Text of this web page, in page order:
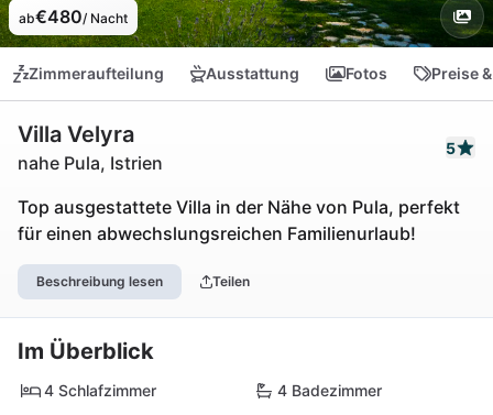
ab€480/ Nacht
Zimmeraufteilung Ausstattung Fotos Preise
Villa Velyra
nahe Pula, Istrien
5
Top ausgestattete Villa in der Nähe von Pula, perfekt
für einen abwechslungsreichen Familienurlaub!
Beschreibung lesen Teilen
Im Überblick
4 Schlafzimmer
4 Badezimmer